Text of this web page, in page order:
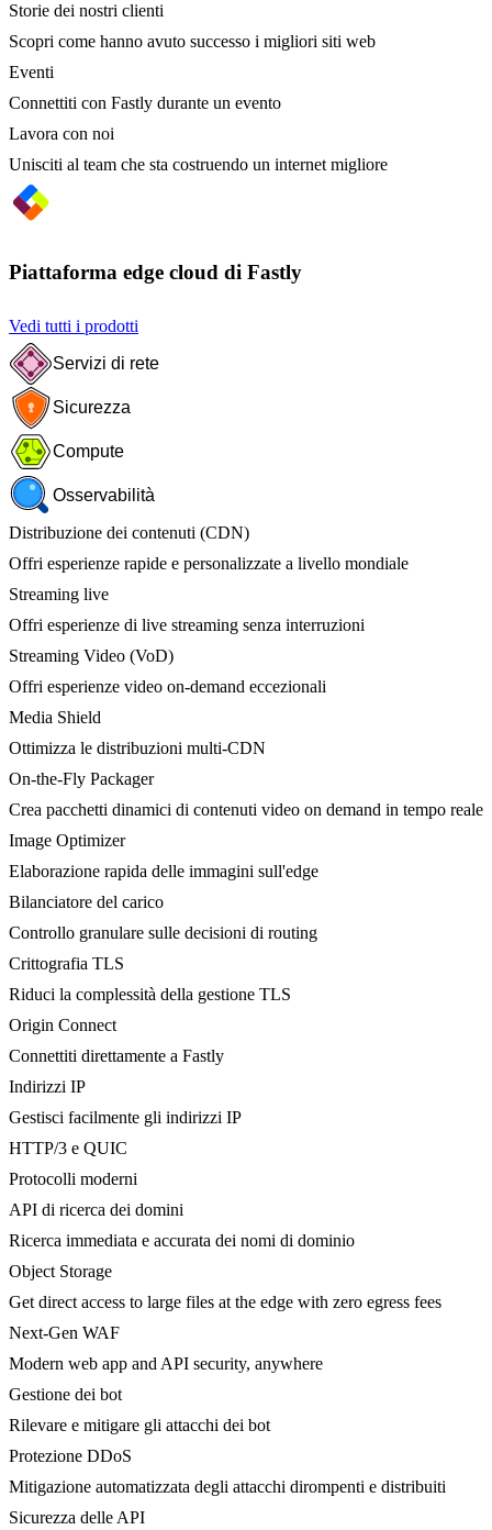
Storie dei nostri clienti
Scopri come hanno avuto successo i migliori siti web
Eventi
Connettiti con Fastly durante un evento
Lavora con noi
Unisciti al team che sta costruendo un internet migliore
Piattaforma edge cloud di Fastly
Vedi tutti i prodotti
Servizi di rete
Sicurezza
Compute
Osservabilità
Distribuzione dei contenuti (CDN)
Offri esperienze rapide e personalizzate a livello mondiale
Streaming live
Offri esperienze di live streaming senza interruzioni
Streaming Video (VoD)
Offri esperienze video on-demand eccezionali
Media Shield
Ottimizza le distribuzioni multi-CDN
On-the-Fly Packager
Crea pacchetti dinamici di contenuti video on demand in tempo reale
Image Optimizer
Elaborazione rapida delle immagini sull'edge
Bilanciatore del carico
Controllo granulare sulle decisioni di routing
Crittografia TLS
Riduci la complessità della gestione TLS
Origin Connect
Connettiti direttamente a Fastly
Indirizzi IP
Gestisci facilmente gli indirizzi IP
HTTP/3 e QUIC
Protocolli moderni
API di ricerca dei domini
Ricerca immediata e accurata dei nomi di dominio
Object Storage
Get direct access to large files at the edge with zero egress fees
Next-Gen WAF
Modern web app and API security, anywhere
Gestione dei bot
Rilevare e mitigare gli attacchi dei bot
Protezione DDoS
Mitigazione automatizzata degli attacchi dirompenti e distribuiti
Sicurezza delle API